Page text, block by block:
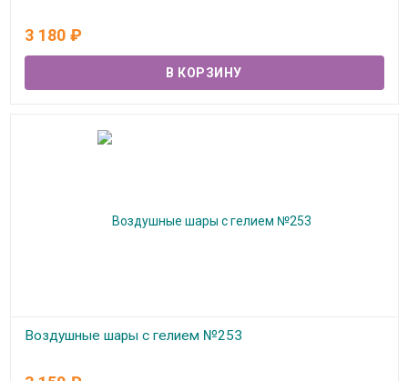
3 180 ₽
Воздушные шары с гелием №253